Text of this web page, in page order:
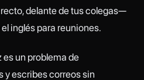
delante de tus colegas—
inglés para reuniones.
es un problema de
y escribes correos sin